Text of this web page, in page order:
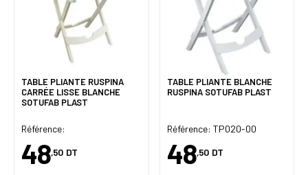
TABLE PLIANTE RUSPINA
CARRÉE LISSE BLANCHE
SOTUFAB PLAST
Référence:
48,50 DT
TABLE PLIANTE BLANCHE
RUSPINA SOTUFAB PLAST
Référence: TP020-00
48,50 DT